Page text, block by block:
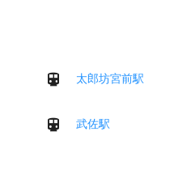
太郎坊宮前駅
武佐駅